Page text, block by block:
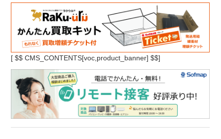
[ $$ CMS_CONTENTS[voc,product_banner] $$]